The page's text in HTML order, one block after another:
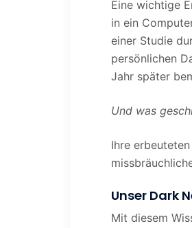
Eine wichtige
in ein
einer Studie
persönlichen
Jahr später
Und was
Ihre
Unser Dark
Mit diesem